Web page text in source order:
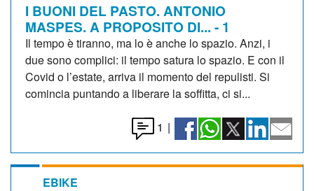
I BUONI DEL PASTO. ANTONIO
MASPES. A PROPOSITO DI... - 1
Il tempo è tiranno, ma lo è anche lo spazio. Anzi, i
due sono complici: il tempo satura lo spazio. E con il
Covid o l’estate, arriva il momento del repulisti. Si
comincia puntando a liberare la soffitta, ci si...
1 |
EBIKE